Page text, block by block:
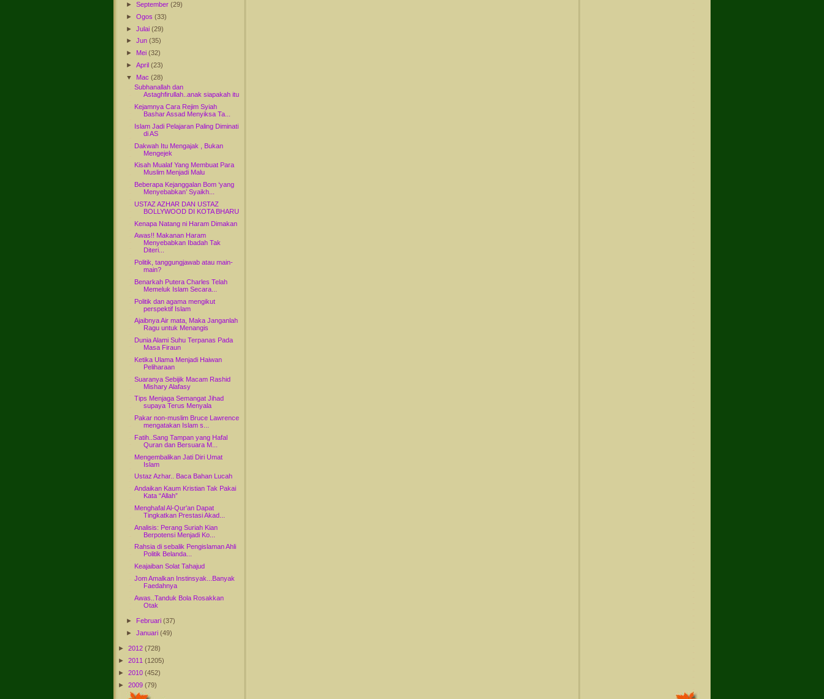
►September(29)
►Ogos(33)
►Julai(29)
►Jun(35)
► Mei(32)
►April(23)
▼
Mac(28)
Subhanallah dan
Astaghfirullah..anak siapakah itu
Kejamnya Cara Rejim Syiah
Bashar Assad Menyiksa Ta...
Islam Jadi Pelajaran Paling Diminati
di AS
Dakwah Itu Mengajak , Bukan
Mengejek
Kisah Mualaf Yang Membuat Para
Muslim Menjadi Malu
Beberapa Kejanggalan Bom ‘yang
Menyebabkan’ Syaikh...
USTAZ AZHAR DAN USTAZ
BOLLYWOOD DI KOTA BHARU
Kenapa Natang ni Haram Dimakan
Awas!! Makanan Haram
Menyebabkan Ibadah Tak
Diteri...
Politik, tanggungjawab atau main-
main?
Benarkah Putera Charles Telah
Memeluk Islam Secara...
Politik dan agama mengikut
perspektif Islam
Ajaibnya Air mata, Maka Janganlah
Ragu untuk Menangis
Dunia Alami Suhu Terpanas Pada
Masa Firaun
Ketika Ulama Menjadi Haiwan
Peliharaan
Suaranya Sebijik Macam Rashid
Mishary Alafasy
Tips Menjaga Semangat Jihad
supaya Terus Menyala
Pakar non-muslim Bruce Lawrence
mengatakan Islam s...
Fatih..Sang Tampan yang Hafal
Quran dan Bersuara M...
Mengembalikan Jati Diri Umat
Islam
Ustaz Azhar.. Baca Bahan Lucah
Andaikan Kaum Kristian Tak Pakai
Kata “Allah”
Menghafal Al-Qur'an Dapat
Tingkatkan Prestasi Akad...
Analisis: Perang Suriah Kian
Berpotensi Menjadi Ko...
Rahsia di sebalik Pengislaman Ahli
Politik Belanda...
Keajaiban Solat Tahajud
Jom Amalkan Instinsyak...Banyak
Faedahnya
Awas..Tanduk Bola Rosakkan
Otak
► Februari(37)
►Januari(49)
► 2012 (728)
► 2011 (1205)
► 2010 (452)
► 2009 (79)